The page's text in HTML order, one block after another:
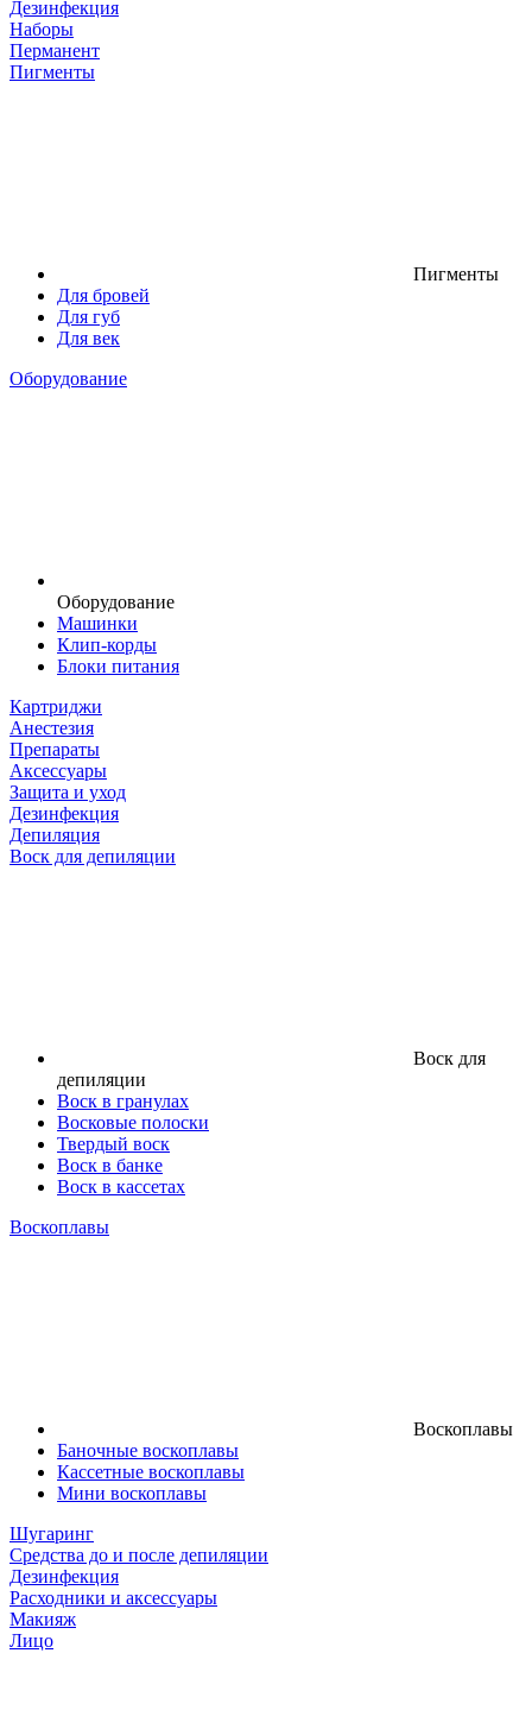
Дезинфекция
Наборы
Перманент
Пигменты
Пигменты
Для бровей
Для губ
Для век
Оборудование
Оборудование
Машинки
Клип-корды
Блоки питания
Картриджи
Анестезия
Препараты
Аксессуары
Защита и уход
Дезинфекция
Депиляция
Воск для депиляции
Воск для
депиляции
Воск в гранулах
Восковые полоски
Твердый воск
Воск в банке
Воск в кассетах
Воскоплавы
Воскоплавы
Баночные воскоплавы
Кассетные воскоплавы
Мини воскоплавы
Шугаринг
Средства до и после депиляции
Дезинфекция
Расходники и аксессуары
Макияж
Лицо